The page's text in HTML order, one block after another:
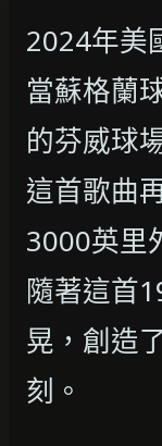
2024年美
當蘇格蘭
的芬威球
這首歌曲
3000英里
隨著這首
晃，創造
刻。